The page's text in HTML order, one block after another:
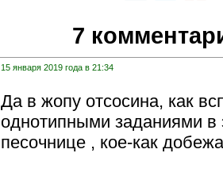
7
15 января 2019 года в 21:34
Да в жопу отсосина, как
однотипными заданиями в
песочнице , кое-как